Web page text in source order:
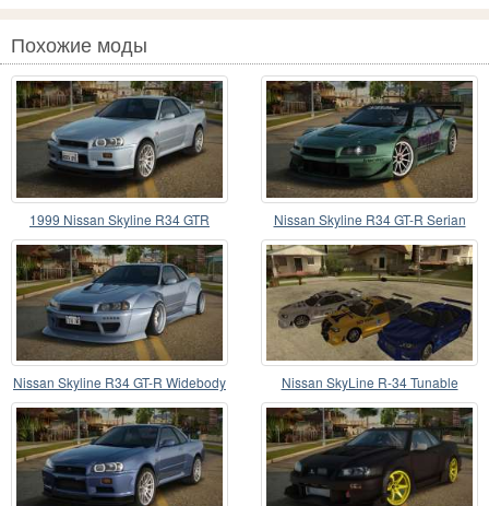
Похожие моды
1999 Nissan Skyline R34 GTR Nissan Skyline R34 GT-R Serian
Nissan Skyline R34 GT-R Widebody
Mk.X
Nissan SkyLine R-34 Tunable